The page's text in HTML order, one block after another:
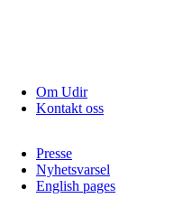
Om Udir
Kontakt oss
Presse
Nyhetsvarsel
English pages